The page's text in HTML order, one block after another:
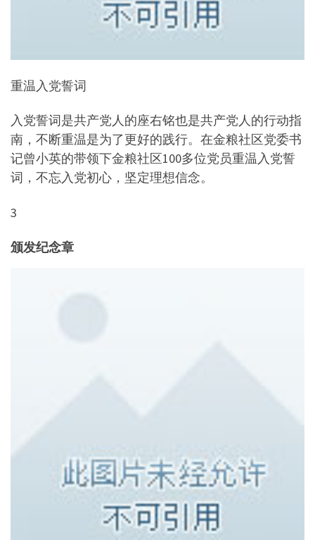
重温入党誓词
入党誓词是共产党人的座右铭也是共产党人的行动指
南，不断重温是为了更好的践行。在金粮社区党委书
记曾小英的带领下金粮社区100多位党员重温入党誓
词，不忘入党初心，坚定理想信念。
3
颁发纪念章